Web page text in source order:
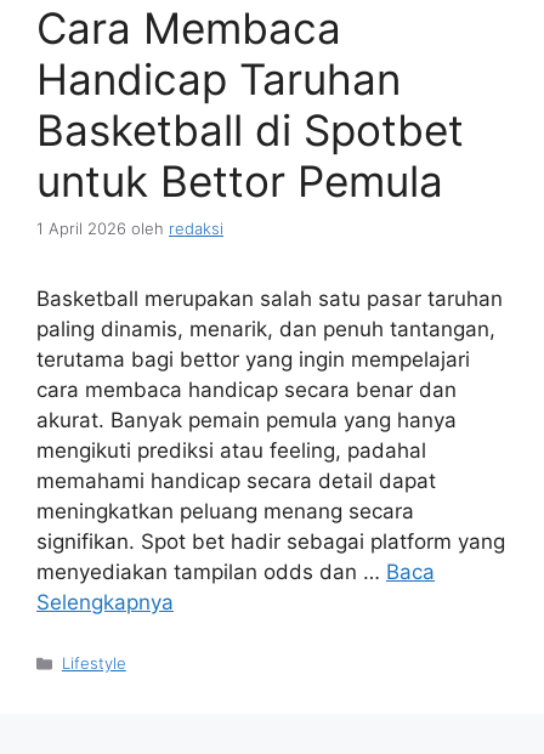
Cara Membaca
Handicap Taruhan
Basketball di Spotbet
untuk Bettor Pemula
1 April 2026 oleh redaksi
Basketball merupakan salah satu pasar taruhan
paling dinamis, menarik, dan penuh tantangan,
terutama bagi bettor yang ingin mempelajari
cara membaca handicap secara benar dan
akurat. Banyak pemain pemula yang hanya
mengikuti prediksi atau feeling, padahal
memahami handicap secara detail dapat
meningkatkan peluang menang secara
signifikan. Spot bet hadir sebagai platform yang
menyediakan tampilan odds dan … Baca
Selengkapnya
Kategori
Lifestyle